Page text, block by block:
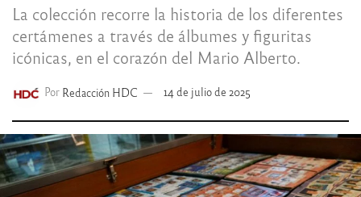
La colección recorre la historia de los diferentes
certámenes a través de álbumes y figuritas
icónicas, en el corazón del Mario Alberto.
Por Redacción HDC 14 de julio de 2025